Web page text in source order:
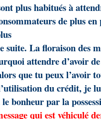
plus habitués à
de plus
La floraison des
attendre d’avoir
que tu peux l’avoir
du crédit, je
bonheur par la
qui est véhiculé